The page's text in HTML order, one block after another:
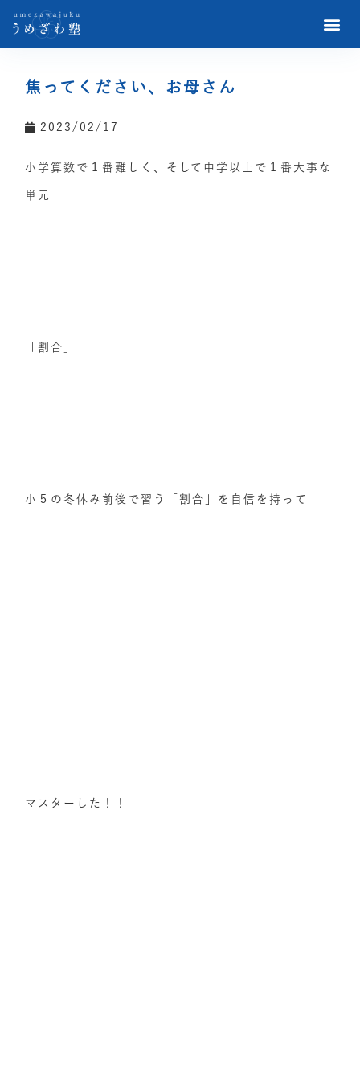
焦ってください、お母さん
2023/02/17
小学算数で１番難しく、そして中学以上で１番大事な
単元
「割合」
小５の冬休み前後で習う「割合」を自信を持って
マスターした！！